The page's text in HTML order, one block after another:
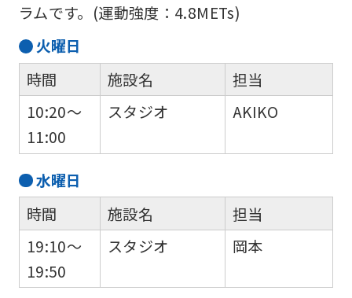
ラムです。(運動強度：4.8METs)
火曜日
時間
10:20～
11:00
施設名
スタジオ
担当
AKIKO
水曜日
時間
19:10～
19:50
施設名
スタジオ
担当
岡本